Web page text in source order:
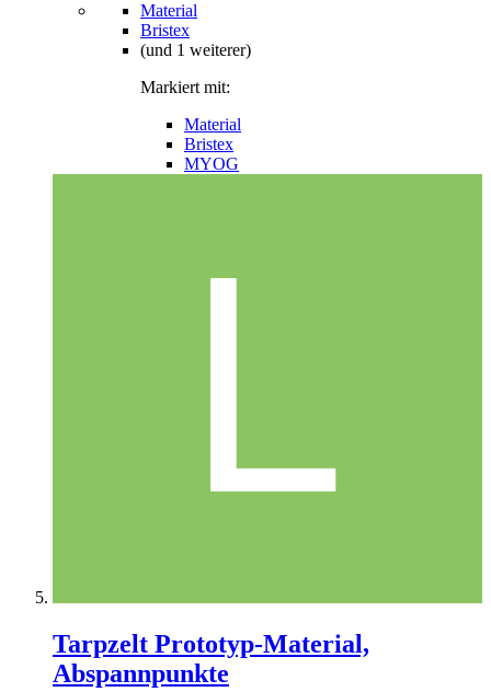
Material
Bristex
(und 1 weiterer)
Markiert mit:
Material
Bristex
MYOG
Tarpzelt Prototyp-Material,
Abspannpunkte